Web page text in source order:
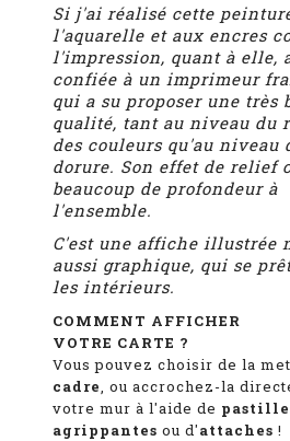
Si j'ai réalisé cette
l'aquarelle et aux encres
l'impression, quant à elle,
confiée à un imprimeur
qui a su proposer une très
qualité, tant au niveau du
des couleurs qu'au niveau
dorure. Son effet de relief
beaucoup de profondeur à
l'ensemble.
C'est une affiche illustrée
aussi graphique, qui se
les intérieurs.
COMMENT AFFICHER
VOTRE CARTE ?
Vous pouvez choisir de la
cadre, ou accrochez-la
votre mur à l'aide de
agrippantes ou d'attaches !